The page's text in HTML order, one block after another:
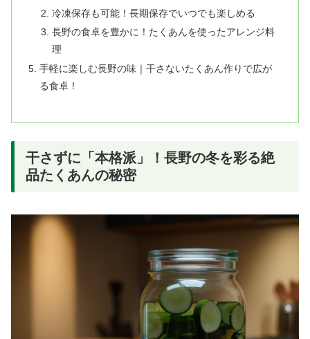
冷凍保存も可能！長期保存でいつでも楽しめる
長野の食卓を豊かに！たくあんを使ったアレンジ料
理
手軽に楽しむ長野の味｜干さないたくあん作りで広が
る食卓！
干さずに「本格派」！長野の冬を彩る絶
品たくあんの秘密